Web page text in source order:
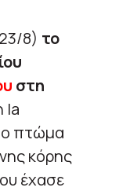
8) το
στη
la
πτώμα
κόρης
έχασε